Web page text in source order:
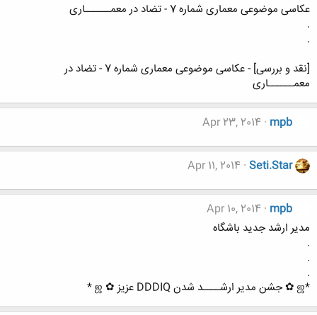
عکاسی موضوعی معماری شماره 7 - تضاد در معمــــــاری
.
.
[نقد و بررسی] - عکاسی موضوعی معماری شماره 7 - تضاد در
معمــــــاری
mpb
Apr 23, 2014
Seti.Star
Apr 11, 2014
mpb
Apr 10, 2014
مدیر ارشد جدید باشگاه
.
.
.
*ஜ ✿ جشن مدیر ارشــــد شدن DDDIQ عزیز ✿ ஜ *